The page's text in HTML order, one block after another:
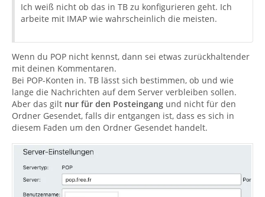
Ich weiß nicht ob das in TB zu konfigurieren geht. Ich
arbeite mit IMAP wie wahrscheinlich die meisten.
Wenn du POP nicht kennst, dann sei etwas zurückhaltender
mit deinen Kommentaren.
Bei POP-Konten in. TB lässt sich bestimmen, ob und wie
lange die Nachrichten auf dem Server verbleiben sollen.
Aber das gilt nur für den Posteingang und nicht für den
Ordner Gesendet, falls dir entgangen ist, dass es sich in
diesem Faden um den Ordner Gesendet handelt.